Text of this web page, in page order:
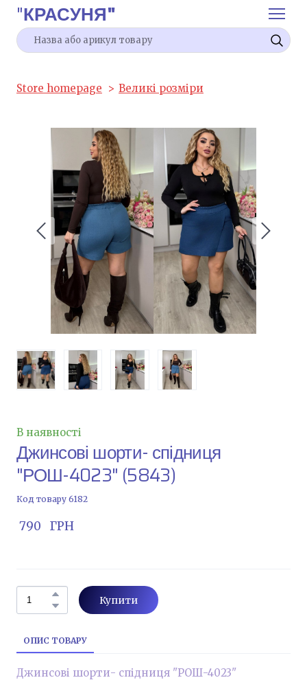
"КРАСУНЯ"
Store homepage Великі розміри
В наявності
Джинсові шорти- спідниця
"РОШ-4023" (5843)
Код товару 6182
790   ГРН
Купити
ОПИС ТОВАРУ
Джинсові шорти- спідниця "РОШ-4023"